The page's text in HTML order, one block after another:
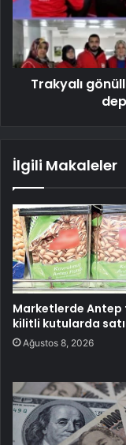
Trakyalı
İlgili Makaleler
Marketlerde Antep
kilitli kutularda
Ağustos 8, 2026